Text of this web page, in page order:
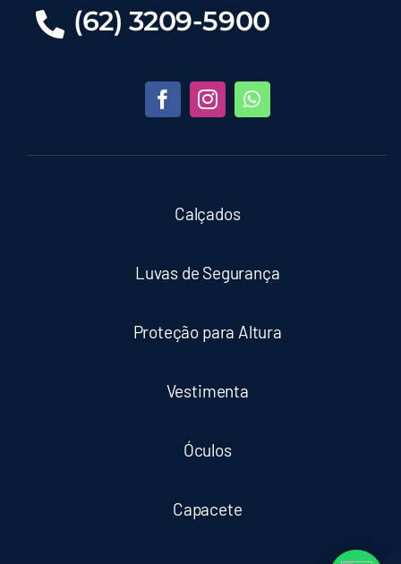
(62) 3209-5900
Calçados
Luvas de Segurança
Proteção para Altura
Vestimenta
Óculos
Capacete